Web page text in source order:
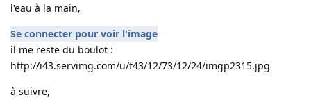
l'eau à la main,
Se connecter pour voir l'image
il me reste du boulot :
http://i43.servimg.com/u/f43/12/73/12/24/imgp2315.jpg
à suivre,